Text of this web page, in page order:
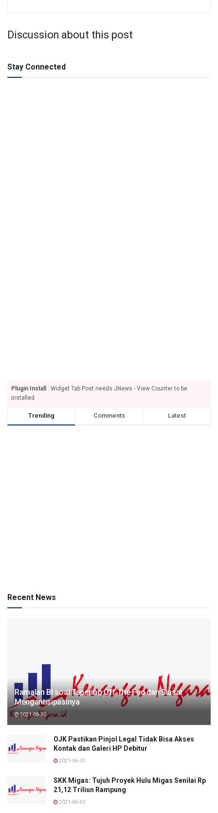
Discussion about this post
Stay Connected
Plugin Install
: Widget Tab Post needs JNews - View Counter to be
installed
Trending Comments Latest
Recent News
Ramalan BI soal Tapering Off The Fed dan Siasat
Mengantisipasinya
2021-06-30
OJK Pastikan Pinjol Legal Tidak Bisa Akses
Kontak dan Galeri HP Debitur
2021-06-30
SKK Migas: Tujuh Proyek Hulu Migas Senilai Rp
21,12 Triliun Rampung
2021-06-30